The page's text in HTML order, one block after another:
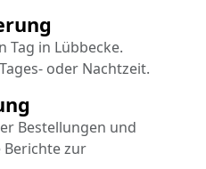
Tag in Lübbecke.
oder Nachtzeit.
Bestellungen und
zur